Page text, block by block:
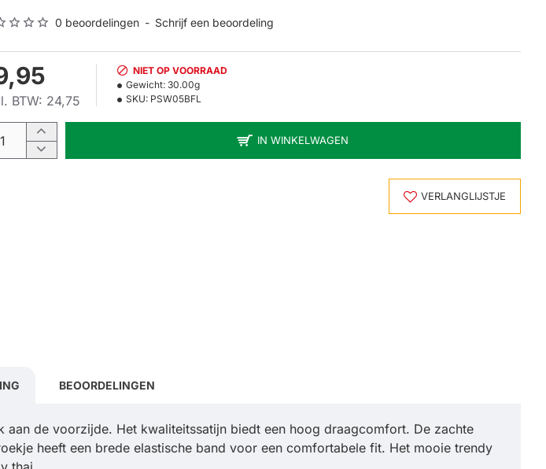
0 beoordelingen - Schrijf een beoordeling
BTW: 24,75
NIET OP VOORRAAD
Gewicht: 30.00g
SKU: PSW05BFL
IN WINKELWAGEN
VERLANGLIJSTJE
BEOORDELINGEN
de voorzijde. Het kwaliteitssatijn biedt een hoog draagcomfort. De zachte
heeft een brede elastische band voor een comfortabele fit. Het mooie trendy